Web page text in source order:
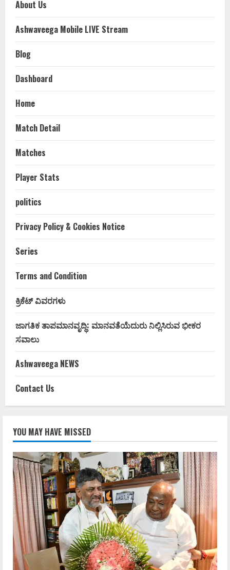
About Us
Ashwaveega Mobile LIVE Stream
Blog
Dashboard
Home
Match Detail
Matches
Player Stats
politics
Privacy Policy & Cookies Notice
Series
Terms and Condition
ಕ್ರಿಕೆಟ್ ವಿವರಗಳು
ಜಾಗತಿಕ ತಾಪಮಾನವೃದ್ಧಿ: ಮಾನವತೆಯೆದುರು ನಿಲ್ಲಿಸಿರುವ ಭೀಕರ
ಸವಾಲು
Ashwaveega NEWS
Contact Us
YOU MAY HAVE MISSED